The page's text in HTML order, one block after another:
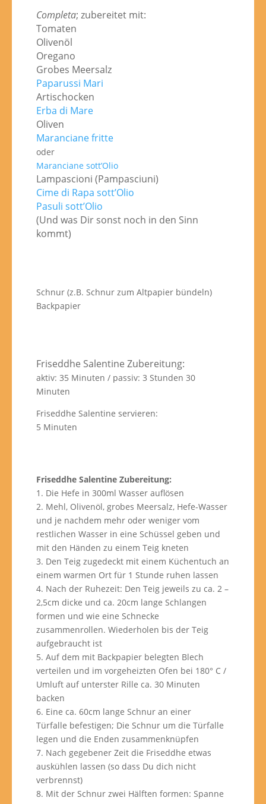
Completa; zubereitet mit:
Tomaten
Olivenöl
Oregano
Grobes Meersalz
Paparussi Mari
Artischocken
Erba di Mare
Oliven
Maranciane fritte
oder
Maranciane sott’Olio
Lampascioni (Pampasciuni)
Cime di Rapa sott’Olio
Pasuli sott’Olio
(Und was Dir sonst noch in den Sinn
kommt)
Schnur (z.B. Schnur zum Altpapier bündeln)
Backpapier
Friseddhe Salentine Zubereitung:
aktiv: 35 Minuten / passiv: 3 Stunden 30
Minuten
Friseddhe Salentine servieren:
5 Minuten
Friseddhe Salentine Zubereitung:
1. Die Hefe in 300ml Wasser auflösen
2. Mehl, Olivenöl, grobes Meersalz, Hefe-Wasser
und je nachdem mehr oder weniger vom
restlichen Wasser in eine Schüssel geben und
mit den Händen zu einem Teig kneten
3. Den Teig zugedeckt mit einem Küchentuch an
einem warmen Ort für 1 Stunde ruhen lassen
4. Nach der Ruhezeit: Den Teig jeweils zu ca. 2 –
2,5cm dicke und ca. 20cm lange Schlangen
formen und wie eine Schnecke
zusammenrollen. Wiederholen bis der Teig
aufgebraucht ist
5. Auf dem mit Backpapier belegten Blech
verteilen und im vorgeheizten Ofen bei 180° C /
Umluft auf unterster Rille ca. 30 Minuten
backen
6. Eine ca. 60cm lange Schnur an einer
Türfalle befestigen; Die Schnur um die Türfalle
legen und die Enden zusammenknüpfen
7. Nach gegebener Zeit die Friseddhe etwas
auskühlen lassen (so dass Du dich nicht
verbrennst)
8. Mit der Schnur zwei Hälften formen: Spanne